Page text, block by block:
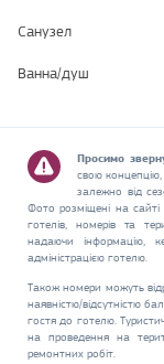
Санузел
Ванна/душ
Просимо
свою
залежно від
Фото розміщені на сайті
готелів, номерів та
надаючи інформацію,
адміністрацією готелю.
Також номери можуть
наявністю/відсутністю
гостя до готелю.
на проведення на
ремонтних робіт.